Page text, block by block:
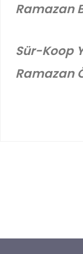
Ramazan
Sür-Koop
Ramazan